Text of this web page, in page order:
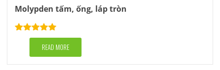
Molypden tấm, ống, láp tròn
Rated5.00
out of 5READ MORE